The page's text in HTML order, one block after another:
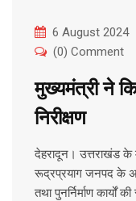
6 August 2024
(0) Comment
मुख्यमंत्री ने
निरीक्षण
देहरादून। उत्तराखंड के
रूद्रप्रयाग जनपद के
तथा पुनर्निर्माण कार्यों